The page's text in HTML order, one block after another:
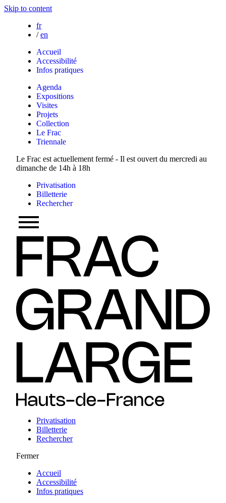
Skip to content
fr
/ en
Accueil
Accessibilité
Infos pratiques
Agenda
Expositions
Visites
Projets
Collection
Le Frac
Triennale
Le Frac est actuellement fermé - Il est ouvert du mercredi au
dimanche de 14h à 18h
Privatisation
Billetterie
Rechercher
Privatisation
Billetterie
Rechercher
Fermer
Accueil
Accessibilité
Infos pratiques